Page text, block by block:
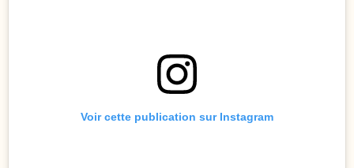
Voir cette publication sur Instagram